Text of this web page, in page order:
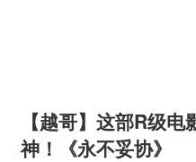
【越哥】这部R级
神！《永不妥协》